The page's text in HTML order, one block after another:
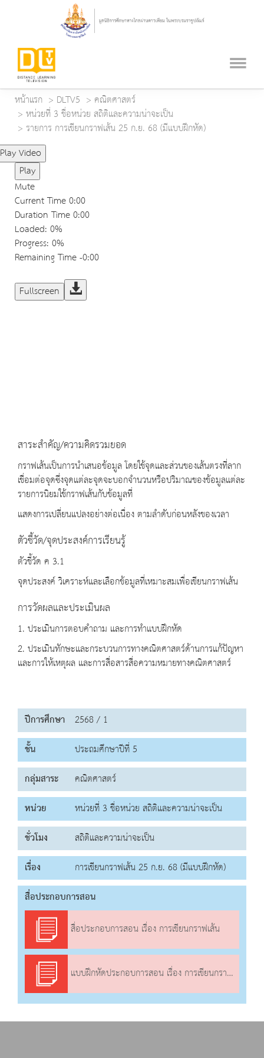
หน้าแรก DLTV5
คณิตศาสตร์
หน่วยที่ 3 ชื่อหน่วย สถิติและความน่าจะเป็น
รายการ การเขียนกราฟเส้น 25 ก.ย. 68 (มีแบบฝึกหัด)
Play Video
Play
Mute
Current Time0:00
Duration Time0:00
Loaded: 0%
Progress: 0%
Remaining Time-0:00
Fullscreen
สาระสำคัญ/ความคิดรวมยอด
กราฟเส้นเป็นการนำเสนอข้อมูล โดยใช้จุดและส่วนของเส้นตรงที่ลาก
เชื่อมต่อจุดซึ่งจุดแต่ละจุดจะบอกจำนวนหรือปริมาณของข้อมูลแต่ละ
รายการนิยมใช้กราฟเส้นกับข้อมูลที่
แสดงการเปลี่ยนแปลงอย่างต่อเนื่อง ตามลำดับก่อนหลังของเวลา
ตัวชี้วัด/จุดประสงค์การเรียนรู้
ตัวชี้วัด ค 3.1
จุดประสงค์ วิเคราะห์และเลือกข้อมูลที่เหมาะสมเพื่อเขียนกราฟเส้น
การวัดผลและประเมินผล
1. ประเมินการตอบคำถาม และการทำแบบฝึกหัด
2. ประเมินทักษะและกระบวนการทางคณิตศาสตร์ด้านการแก้ปัญหา
และการให้เหตุผล และการสื่อสารสื่อความหมายทางคณิตศาสตร์
ปีการศึกษา 2568 / 1
ชั้น
ประถมศึกษาปีที่ 5
กลุ่มสาระ
คณิตศาสตร์
หน่วย
หน่วยที่ 3 ชื่อหน่วย สถิติและความน่าจะเป็น
ชั่วโมง
สถิติและความน่าจะเป็น
เรื่อง
การเขียนกราฟเส้น 25 ก.ย. 68 (มีแบบฝึกหัด)
สื่อประกอบการสอน
สื่อประกอบการสอน เรื่อง การเขียนกราฟเส้น
แบบฝึกหัดประกอบการสอน เรื่อง การเขียนกราฟเส้น